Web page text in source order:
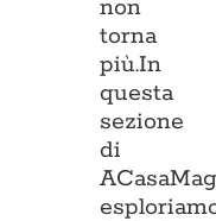
non
torna
più.In
questa
sezione
di